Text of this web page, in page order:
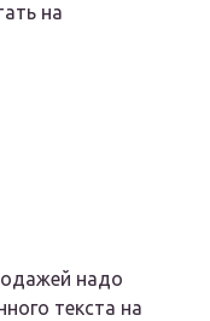
на
надо
текста на